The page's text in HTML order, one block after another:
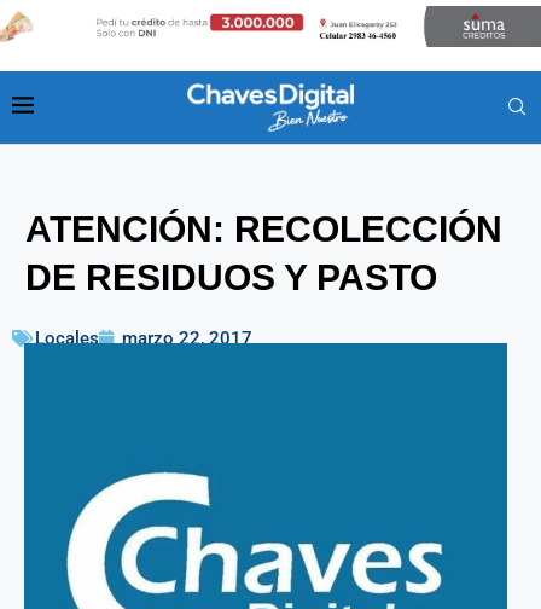
ATENCIÓN: RECOLECCIÓN
DE RESIDUOS Y PASTO
Locales marzo 22, 2017